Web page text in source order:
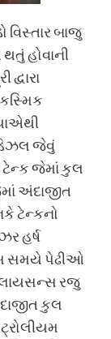
વિસ્તાર બાજુ
હોવાની
જેવું
ટેન્ક જેમાં કુલ
અંદાજીત
ટેન્કનો
હર્ષ
સમયે પેઢીઓ
લાયસન્સ રજુ
કુલ